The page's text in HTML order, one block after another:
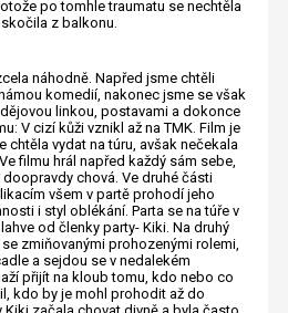
po tomhle traumatu se nechtěla
z balkonu.
náhodně. Napřed jsme chtěli
komedií, nakonec jsme se však
linkou, postavami a dokonce
V cizí kůži vznikl až na TMK. Film je
chtěla vydat na túru, avšak nečekala
filmu hrál napřed každý sám sebe,
chová. Ve druhé části
všem v partě prohodí jeho
i styl oblékání. Parta se na túře v
od členky party- Kiki. Na druhý
zmiňovanými prohozenými rolemi,
a sejdou se v nedalekém
přijít na kloub tomu, kdo nebo co
kdo by je mohl prohodit až do